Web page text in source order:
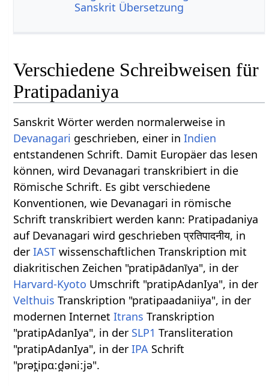
Sanskrit Übersetzung
Verschiedene Schreibweisen für
Pratipadaniya
Sanskrit Wörter werden normalerweise in
Devanagari geschrieben, einer inIndien
entstandenen Schrift. Damit Europäer das lesen
können, wird Devanagari transkribiert in die
Römische Schrift. Es gibt verschiedene
Konventionen, wie Devanagari in römische
Schrift transkribiert werden kann: Pratipadaniya
auf Devanagari wird geschrieben प्रतिपादनीय, in
derIAST wissenschaftlichen Transkription mit
diakritischen Zeichen "pratipādanīya", in der
Harvard-Kyoto Umschrift "pratipAdanIya", in der
Velthuis Transkription "pratipaadaniiya", in der
modernen InternetItrans Transkription
"pratipAdanIya", in der SLP1 Transliteration
"pratipAdanIya", in derIPA Schrift
"prət̪ipɑːd̪əniːjə".